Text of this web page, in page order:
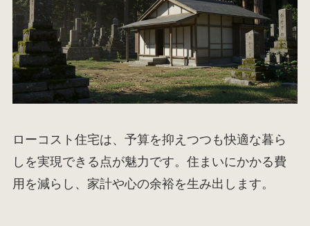
ローコスト住宅は、予算を抑えつつも快適な暮ら
しを実現できる点が魅力です。住まいにかかる費
用を減らし、家計や心の余裕を生み出します。